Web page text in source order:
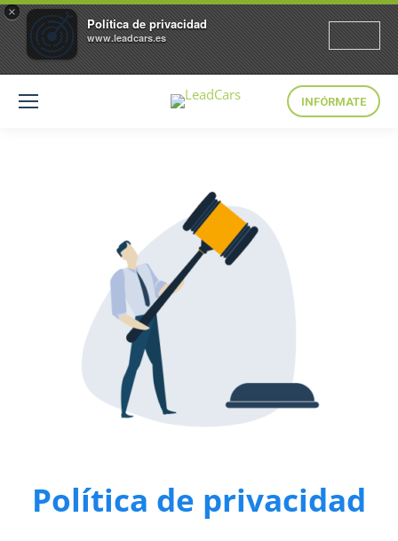
×
Política de privacidad
www.leadcars.es
INFÓRMATE
Política de privacidad